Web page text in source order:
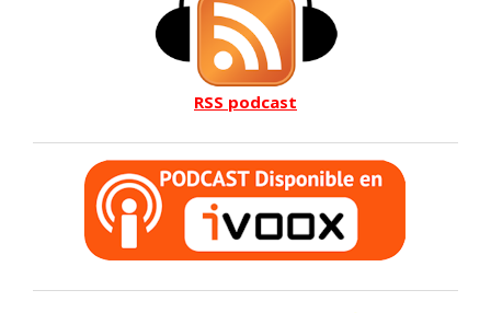
RSS podcast